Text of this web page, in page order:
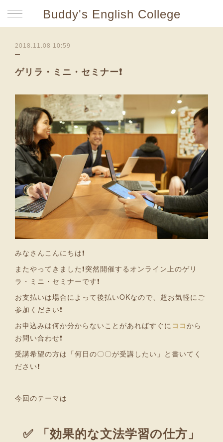
Buddy's English College
2018.11.08 10:59
ゲリラ・ミニ・セミナー❗
みなさんこんにちは❗
またやってきました❗突然開催するオンライン上のゲリ
ラ・ミニ・セミナーです❗
お支払いは場合によって後払いOKなので、超お気軽にご
参加ください❗
お申込みは何か分からないことがあればすぐに ココから
お問い合わせ❗
受講希望の方は「何日の〇〇が受講したい」と書いてく
ださい❗
今回のテーマは
✅ 「効果的な文法学習の仕方」